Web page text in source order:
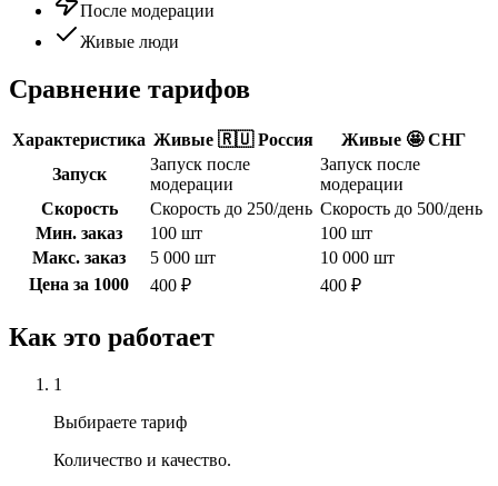
После модерации
Живые люди
Сравнение тарифов
Характеристика Живые 🇷🇺 Россия
Живые 🤩 СНГ
Запуск
Запуск после
модерации
Запуск после
модерации
Скорость
Скорость до 250/день Скорость до 500/день
Мин. заказ
100 шт
100 шт
Макс. заказ
5 000 шт
10 000 шт
Цена за 1000
400 ₽ 400 ₽
Как это работает
1
Выбираете тариф
Количество и качество.